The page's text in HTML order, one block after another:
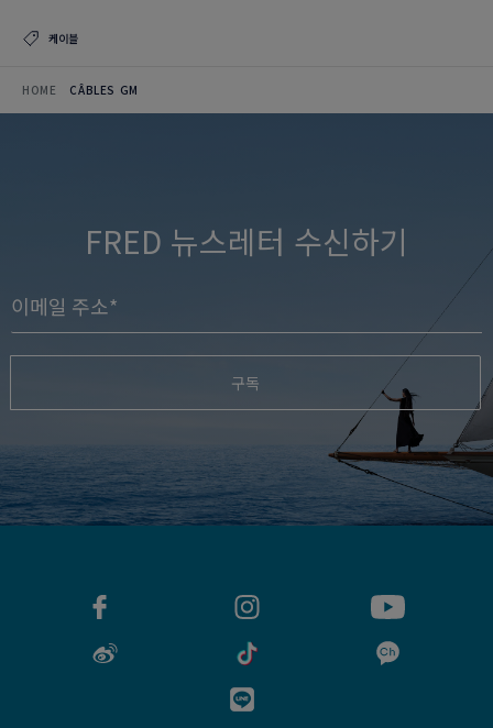
케이블
HOME CÂBLES GM
FRED 뉴스레터 수신하기
구독